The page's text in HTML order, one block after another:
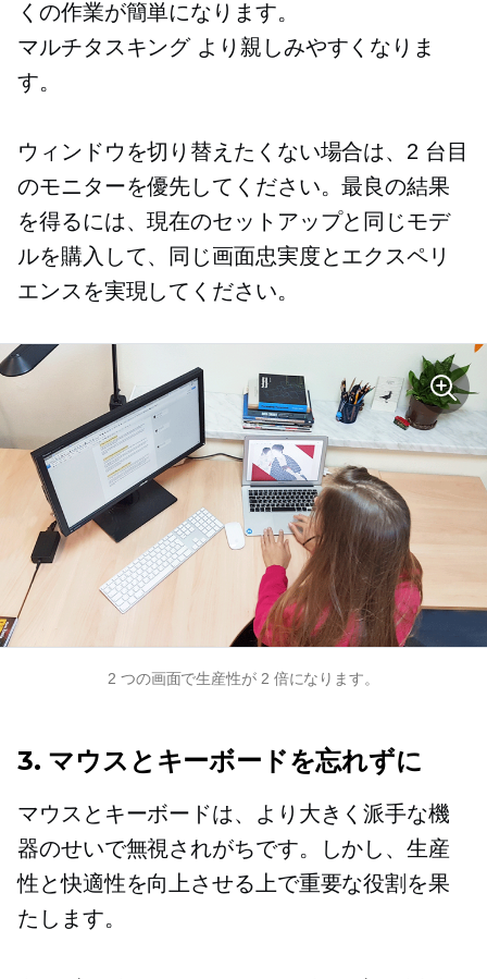
くの作業が簡単になります。
マルチタスキングより親しみやすくなりま
す。
ウィンドウを切り替えたくない場合は、2 台目
のモニターを優先してください。最良の結果
を得るには、現在のセットアップと同じモデ
ルを購入して、同じ画面忠実度とエクスペリ
エンスを実現してください。
2 つの画面で生産性が 2 倍になります。
3. マウスとキーボードを忘れずに
マウスとキーボードは、より大きく派手な機
器のせいで無視されがちです。しかし、生産
性と快適性を向上させる上で重要な役割を果
たします。